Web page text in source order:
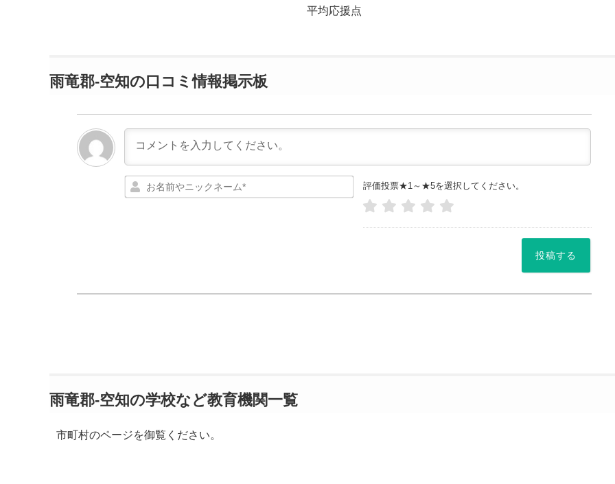
平均応援点
雨竜郡-空知の口コミ情報掲示板
お
名
や
*
評価投票★1～★5を選択してください。
雨竜郡-空知の学校など教育機関一覧
市町村のページを御覧ください。